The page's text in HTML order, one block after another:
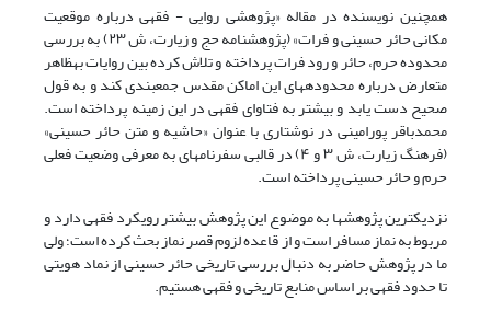
همچنین نویسنده در مقاله «پژوهشی روایی - فقهی درباره موقعیت
مکانی حائر حسینی و فرات» (پژوهشنامه حجو زیارت ، ش ۲۳) به بررسی
محدوده حرم، حائر و رود فرات پرداخته و تلاش کرده بین روایات بهظاهر
متعارض درباره محدودههای این اماکن مقدس جمعبندی کند و به قول
صحیح دست یابد و بیشتر به فتاوای فقهی در این زمینه پرداخته است.
محمدباقر پورامینی در نوشتاری با عنوان «حاشیه و متن حائر حسینی»
(فرهنگ زیارت ، ش ۳ و ۴) در قالبی سفرنامهای به معرفی وضعیت فعلی
حرم و حائر حسینی پرداخته است.
نزدیکترین پژوهشها به موضوع این پژوهش بیشتر رویکرد فقهی دارد و
مربوط به نماز مسافر است و از قاعده لزوم قصر نماز بحث کرده است؛ ولی
ما در پژوهش حاضر به دنبال بررسی تاریخی حائر حسینی از نماد هویتی
تا حدود فقهی بر اساس منابع تاریخی و فقهی هستیم.